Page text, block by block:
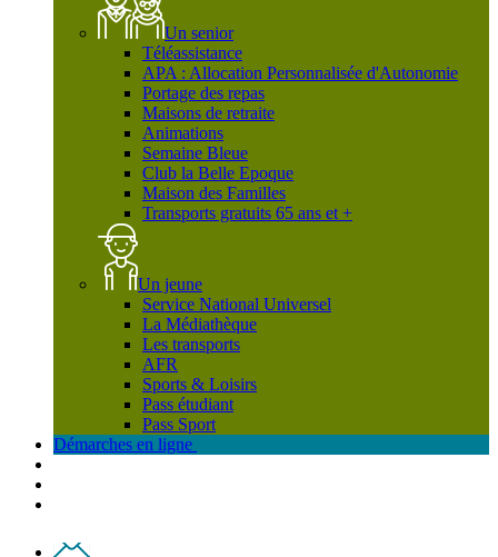
Un senior
Téléassistance
APA : Allocation Personnalisée d'Autonomie
Portage des repas
Maisons de retraite
Animations
Semaine Bleue
Club la Belle Epoque
Maison des Familles
Transports gratuits 65 ans et +
Un jeune
Service National Universel
La Médiathèque
Les transports
AFR
Sports & Loisirs
Pass étudiant
Pass Sport
Démarches en ligne
Contact